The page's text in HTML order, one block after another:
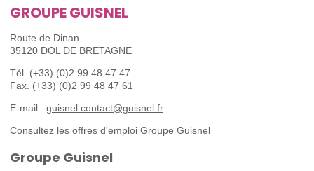
GROUPE GUISNEL
Route de Dinan
35120 DOL DE BRETAGNE
Tél. (+33) (0)2 99 48 47 47
Fax. (+33) (0)2 99 48 47 61
E-mail : guisnel.contact@guisnel.fr
Consultez les offres d'emploi Groupe Guisnel
Groupe Guisnel